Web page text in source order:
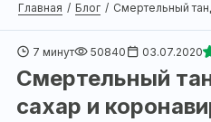
Главная Блог Смертельный
7 минут 50840 03.07.2020
Смертельный
сахар и